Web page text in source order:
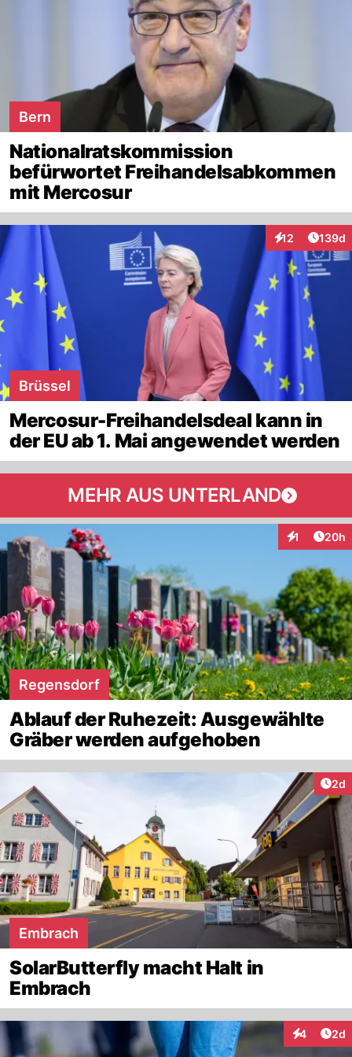
Bern
Nationalratskommission
befürwortet Freihandelsabkommen
mit Mercosur
12
Interaktionen
139d
Brüssel
Mercosur-Freihandelsdeal kann in
der EU ab 1. Mai angewendet werden
MEHR AUS UNTERLAND
1
Interaktionen
20h
Regensdorf
Ablauf der Ruhezeit: Ausgewählte
Gräber werden aufgehoben
2d
Embrach
SolarButterfly macht Halt in
Embrach
4 2d